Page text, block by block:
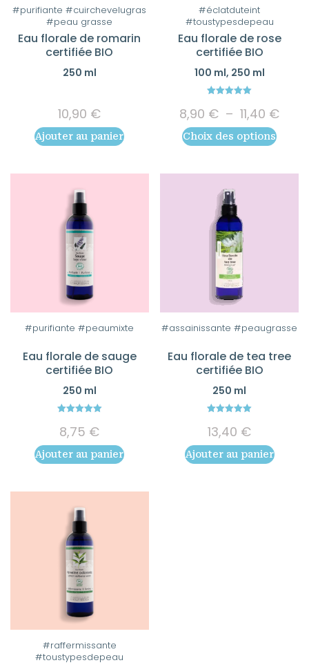
#purifiante #cuirchevelugras
#peau grasse
Eau florale de romarin
certifiée BIO
250 ml
10,90 €
Ajouter au panier
#éclatduteint
#toustypesdepeau
Eau florale de rose
certifiée BIO
100 ml, 250 ml
out of 5
8,90 € – 11,40 €
Choix des options
Ce
produit
a
plusieurs
variations.
Les
options
peuvent
être
la
page
du
produit
#purifiante #peaumixte
Eau florale de sauge
certifiée BIO
250 ml
out of 5
8,75 €
Ajouter au panier
#assainissante #peaugrasse
Eau florale de tea tree
certifiée BIO
250 ml
out of 5
13,40 €
Ajouter au panier
#raffermissante
#toustypesdepeau